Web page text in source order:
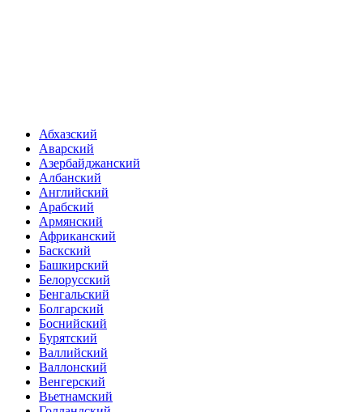
Абхазский
Аварский
Азербайджанский
Албанский
Английский
Арабский
Армянский
Африканский
Баскский
Башкирский
Белорусский
Бенгальский
Болгарский
Боснийский
Бурятский
Валлийский
Валлонский
Венгерский
Вьетнамский